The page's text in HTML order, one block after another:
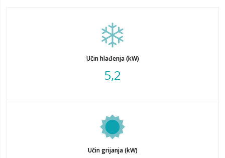
Učin hlađenja (kW)
5,2
Učin grijanja (kW)